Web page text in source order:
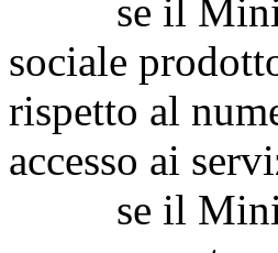
se il
sociale
rispetto al
accesso ai
se il